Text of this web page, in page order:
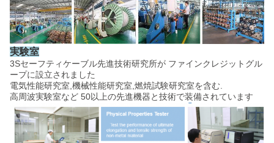
実験室
3Sセーフティケーブル先進技術研究所が ファインクレジットグル
ープに設立されました
電気性能研究室,機械性能研究室,燃焼試験研究室を含む.
高周波実験室など 50以上の先進機器と技術で装備されています